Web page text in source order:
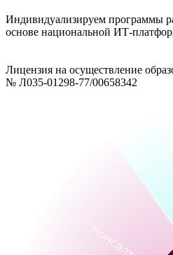
Индивидуализируем программы
основе национальной ИТ-
Лицензия на осуществление
№ Л035-01298-77/00658342